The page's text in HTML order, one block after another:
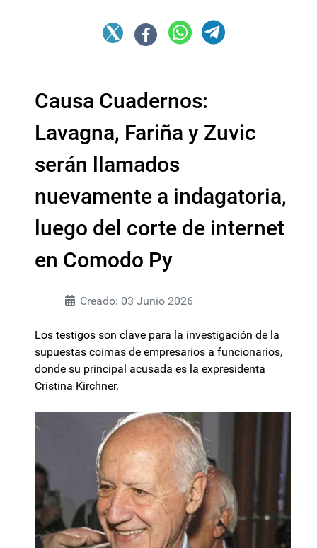
Causa Cuadernos:
Lavagna, Fariña y Zuvic
serán llamados
nuevamente a indagatoria,
luego del corte de internet
en Comodo Py
Creado: 03 Junio 2026
Los testigos son clave para la investigación de la
supuestas coimas de empresarios a funcionarios,
donde su principal acusada es la expresidenta
Cristina Kirchner.